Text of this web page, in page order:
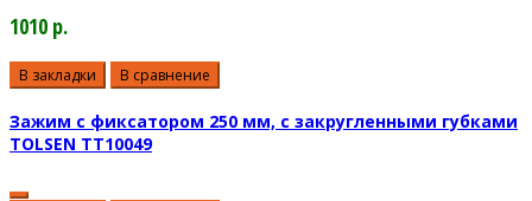
1010 р.
В закладки В сравнение
Зажим с фиксатором 250 мм, с закругленными губками
TOLSEN TT10049